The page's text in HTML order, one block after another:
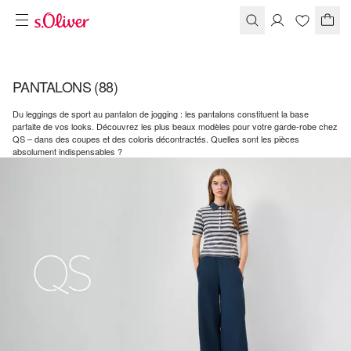
PANTALONS(88)
Du leggings de sport au pantalon de jogging : les pantalons constituent la base
parfaite de vos looks. Découvrez les plus beaux modèles pour votre garde-robe chez
QS – dans des coupes et des coloris décontractés. Quelles sont les pièces
absolument indispensables ?